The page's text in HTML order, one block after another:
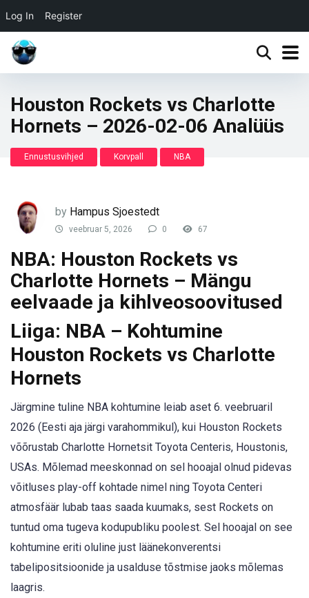
Log In Register
Houston Rockets vs Charlotte
Hornets – 2026-02-06 Analüüs
Ennustusvihjed Korvpall NBA
by Hampus Sjoestedt
veebruar 5, 2026 0 67
NBA: Houston Rockets vs
Charlotte Hornets – Mängu
eelvaade ja kihlveosoovitused
Liiga: NBA – Kohtumine
Houston Rockets vs Charlotte
Hornets
Järgmine tuline NBA kohtumine leiab aset 6. veebruaril
2026 (Eesti aja järgi varahommikul), kui Houston Rockets
võõrustab Charlotte Hornetsit Toyota Centeris, Houstonis,
USAs. Mõlemad meeskonnad on sel hooajal olnud pidevas
võitluses play-off kohtade nimel ning Toyota Centeri
atmosfäär lubab taas saada kuumaks, sest Rockets on
tuntud oma tugeva kodupubliku poolest. Sel hooajal on see
kohtumine eriti oluline just läänekonverentsi
tabelipositsioonide ja usalduse tõstmise jaoks mõlemas
laagris.